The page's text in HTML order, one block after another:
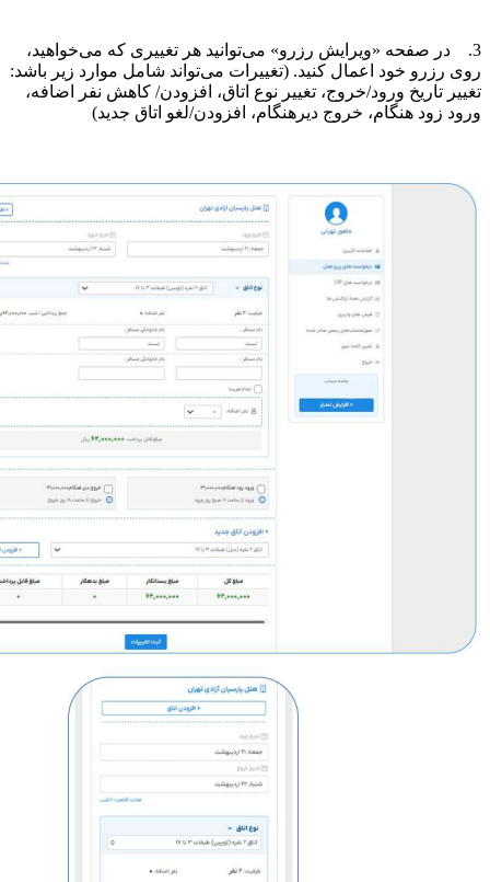
3. در صفحه «ویرایش رزرو» می‌توانید هر تغییری که می‌خواهید،
روی رزرو خود اعمال کنید. (تغییرات می‌تواند شامل موارد زیر باشد:
تغییر تاریخ ورود/خروج، تغییر نوع اتاق، افزودن/ کاهش نفر اضافه،
ورود زود هنگام، خروج دیرهنگام، افزودن/لغو اتاق جدید)